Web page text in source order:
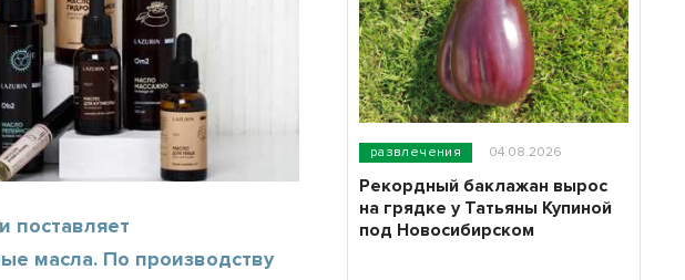
поставляет
масла. По производству
развлечения 04.08.2026
Рекордный баклажан вырос
на грядке у Татьяны Купиной
под Новосибирском